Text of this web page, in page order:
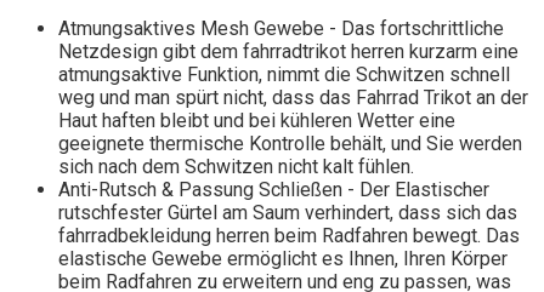
Atmungsaktives Mesh Gewebe - Das fortschrittliche
Netzdesign gibt dem fahrradtrikot herren kurzarm eine
atmungsaktive Funktion, nimmt die Schwitzen schnell
weg und man spürt nicht, dass das Fahrrad Trikot an der
Haut haften bleibt und bei kühleren Wetter eine
geeignete thermische Kontrolle behält, und Sie werden
sich nach dem Schwitzen nicht kalt fühlen.
Anti-Rutsch & Passung Schließen - Der Elastischer
rutschfester Gürtel am Saum verhindert, dass sich das
fahrradbekleidung herren beim Radfahren bewegt. Das
elastische Gewebe ermöglicht es Ihnen, Ihren Körper
beim Radfahren zu erweitern und eng zu passen, was